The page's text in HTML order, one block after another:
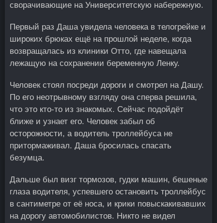
сворачивающие на Университетскую набережную.
Первый раз Даша увидела человека в телогрейке и
широких брюках ещё на прошлой неделе, когда
возвращалась из клиники Отто, где навещала
лежащую на сохранении беременную Ленку.
Человек стоял посреди дороги и смотрел на Дашу.
По его неотрывному взгляду она сперва решила,
что это кто-то из знакомых. Сейчас подойдёт
ближе и узнает его. Человек забыл об
осторожности, а водитель троллейбуса не
притормаживал. Даша бросилась спасать
безумца.
Дальше был визг тормозов, гудки машин, бешеные
глаза водителя, успевшего остановить троллейбус
в сантиметре от её носа, и крики повыскакивавших
на дорогу автомобилистов. Никто не видел